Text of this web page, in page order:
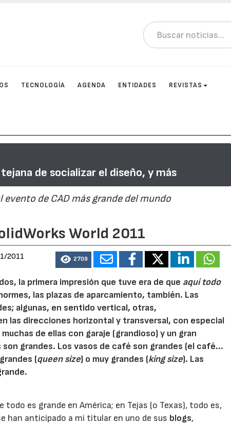
TECNOLOGÍA AGENDA ENTIDADES REVISTAS
de socializar el diseño, y más
de CAD más grande del mundo
World 2011
2011 2709
la primera impresión que tuve era de que aquí todo
las plazas de aparcamiento, también. Las
algunas, en sentido vertical, otras,
las direcciones horizontal y transversal, con especial
de ellas con garaje (grandioso) y un gran
grandes. Los vasos de café son grandes (el café...
(queen size) o muy grandes (king size). Las
es grande en América; en Tejas (o Texas), todo es,
han anticipado a mi titular en uno de sus blogs,